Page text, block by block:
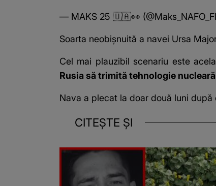
— MAKS 25 🇺🇦👀
Soarta neobișnuită a navei Ursa
Cel mai plauzibil scenariu este
Rusia să trimită tehnologie
Nava a plecat la doar două luni
CITEȘTE ȘI